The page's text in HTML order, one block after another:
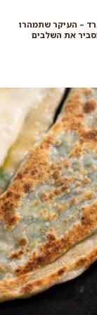
– העיקר שתמהרו
את השלבים